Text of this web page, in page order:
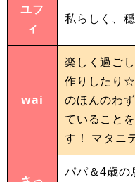
ユフ
ィ
私らしく、
wai
楽しく過ご
作りしたり
のほんのわ
ていること
す！ マタニ
パパ＆4歳の